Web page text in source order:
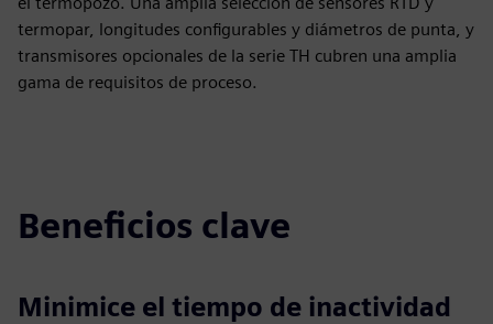
termopar, longitudes configurables y diámetros de punta, y
transmisores opcionales de la serie TH cubren una amplia
gama de requisitos de proceso.
Beneficios clave
Minimice el tiempo de inactividad